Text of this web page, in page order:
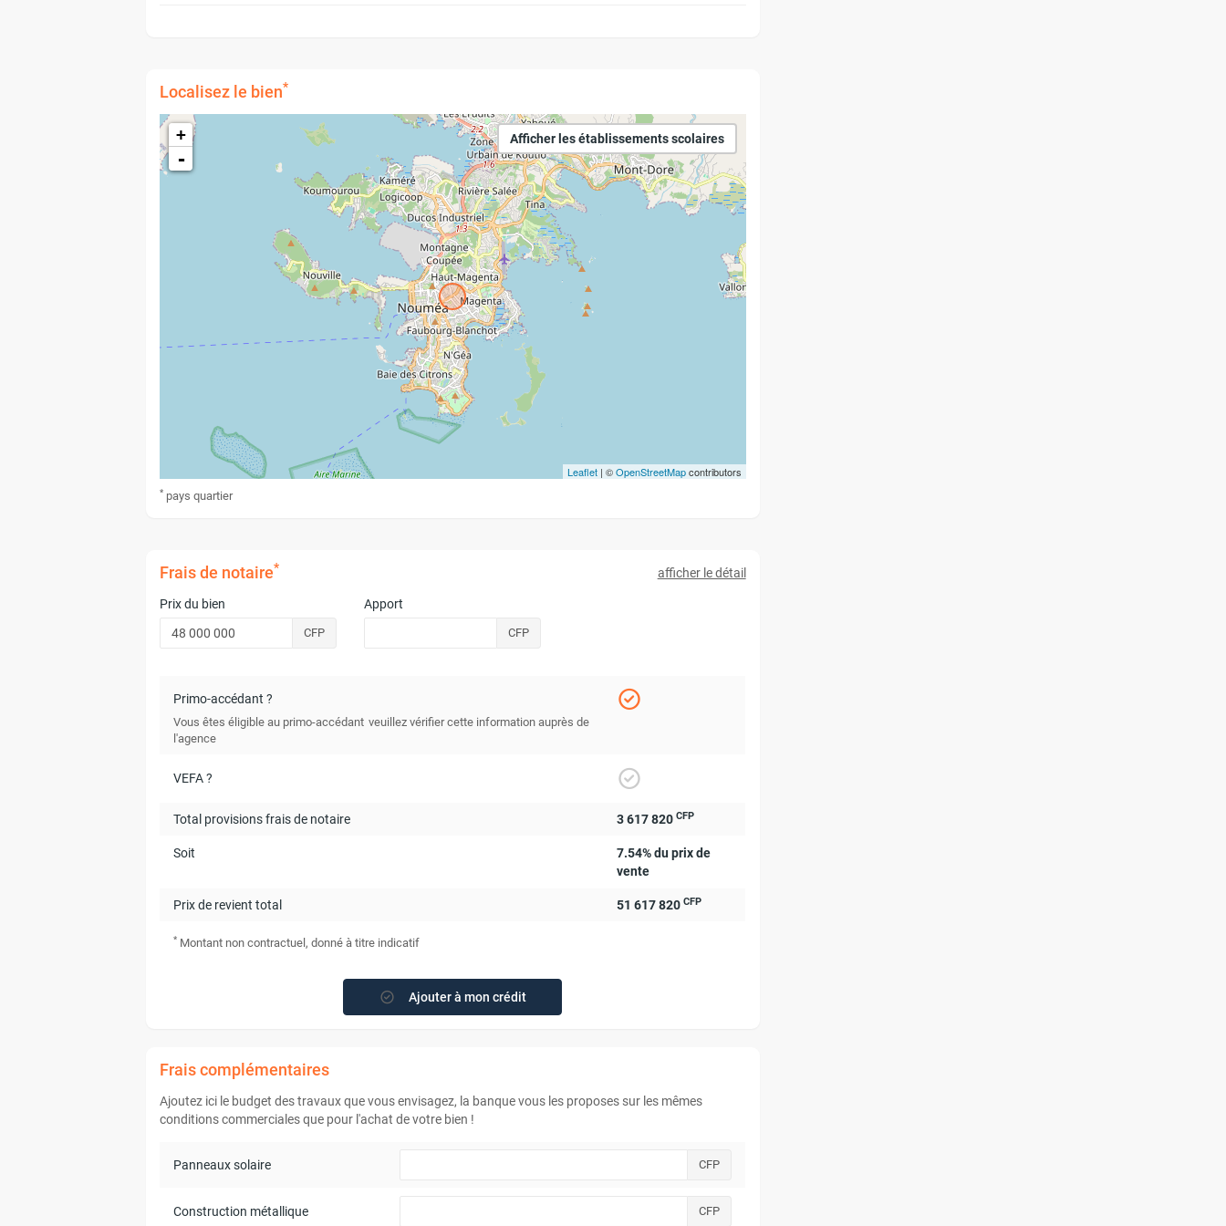
Localisez le bien*
Afficher les établissements scolaires
+
-
Leaflet| ©OpenStreetMapcontributors
* pays quartier
Frais de notaire* afficher le détail
Prix du bien
CFP
Apport
CFP
Primo-accédant ?
Vous êtes éligible au primo-accédant veuillez vérifier cette information auprès de
l'agence
VEFA ?
Total provisions frais de notaire 3 617 820 CFP
Soit
7.54% du prix de
vente
Prix de revient total 51 617 820 CFP
* Montant non contractuel, donné à titre indicatif
Ajouter à mon crédit
Frais complémentaires
Ajoutez ici le budget des travaux que vous envisagez, la banque vous les proposes sur les mêmes
conditions commerciales que pour l'achat de votre bien !
Panneaux solaire CFP
Construction métallique CFP